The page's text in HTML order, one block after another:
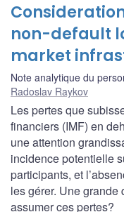
non-default
market
Note analytique du
Radoslav Raykov
Les pertes que
financiers (IMF) en
une attention
incidence potentielle
participants, et
les gérer. Une
assumer ces pertes?